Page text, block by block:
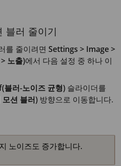
블러 줄이기
를 줄이려면 Settings > Image >
노출)에서 다음 설정 중 하나 이
러-노이즈 균형) 슬라이더를
션 블러) 방향으로 이동합니다.
노이즈도 증가합니다.